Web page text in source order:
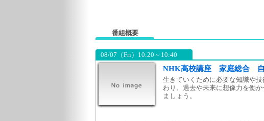
番組概要
08/07（Fri）10:20～10:40
NHK高校講座 家庭総合 自
生きていくために必要な知識や
わり、過去や未来に想像力を働
ましょう。